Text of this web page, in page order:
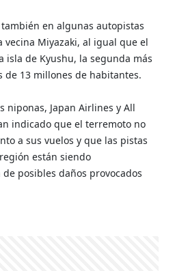
en algunas autopistas
vecina Miyazaki, al igual que el
isla de Kyushu, la segunda más
de 13 millones de habitantes.
niponas, Japan Airlines y All
indicado que el terremoto no
a sus vuelos y que las pistas
están siendo
posibles daños provocados